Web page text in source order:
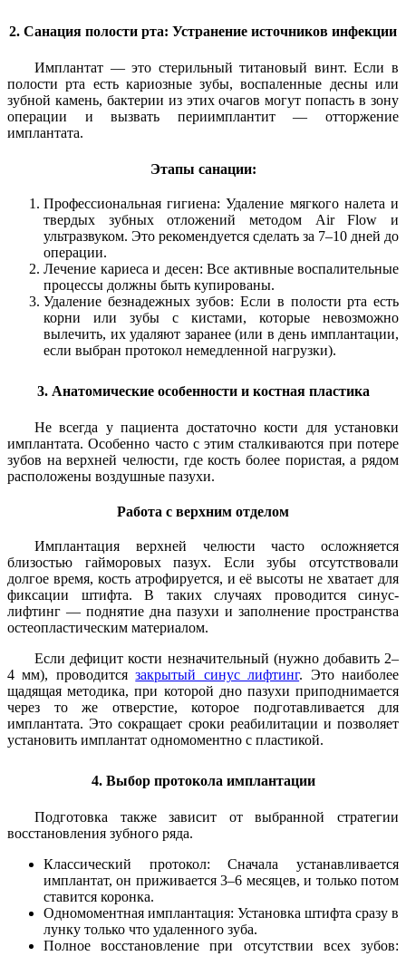
2. Санация полости рта: Устранение источников инфекции
Имплантат — это стерильный титановый винт. Если в
полости рта есть кариозные зубы, воспаленные десны или
зубной камень, бактерии из этих очагов могут попасть в зону
операции и вызвать периимплантит — отторжение
имплантата.
Этапы санации:
Профессиональная гигиена: Удаление мягкого налета и
твердых зубных отложений методом Air Flow и
ультразвуком. Это рекомендуется сделать за 7–10 дней до
операции.
Лечение кариеса и десен: Все активные воспалительные
процессы должны быть купированы.
Удаление безнадежных зубов: Если в полости рта есть
корни или зубы с кистами, которые невозможно
вылечить, их удаляют заранее (или в день имплантации,
если выбран протокол немедленной нагрузки).
3. Анатомические особенности и костная пластика
Не всегда у пациента достаточно кости для установки
имплантата. Особенно часто с этим сталкиваются при потере
зубов на верхней челюсти, где кость более пористая, а рядом
расположены воздушные пазухи.
Работа с верхним отделом
Имплантация верхней челюсти часто осложняется
близостью гайморовых пазух. Если зубы отсутствовали
долгое время, кость атрофируется, и её высоты не хватает для
фиксации штифта. В таких случаях проводится синус-
лифтинг — поднятие дна пазухи и заполнение пространства
остеопластическим материалом.
Если дефицит кости незначительный (нужно добавить 2–
4 мм), проводитсязакрытый синус лифтинг. Это наиболее
щадящая методика, при которой дно пазухи приподнимается
через то же отверстие, которое подготавливается для
имплантата. Это сокращает сроки реабилитации и позволяет
установить имплантат одномоментно с пластикой.
4. Выбор протокола имплантации
Подготовка также зависит от выбранной стратегии
восстановления зубного ряда.
Классический протокол: Сначала устанавливается
имплантат, он приживается 3–6 месяцев, и только потом
ставится коронка.
Одномоментная имплантация: Установка штифта сразу в
лунку только что удаленного зуба.
Полное восстановление при отсутствии всех зубов: